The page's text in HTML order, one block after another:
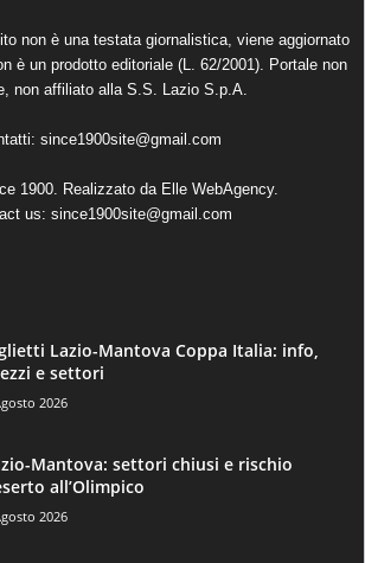
non è una testata giornalistica, viene aggiornato
è un prodotto editoriale (L. 62/2001). Portale non
non affiliato alla S.S. Lazio S.p.A.
since1900site@gmail.com
1900. Realizzato da Elle WebAgency.
us: since1900site@gmail.com
Lazio-Mantova Coppa Italia: info,
e settori
2026
Mantova: settori chiusi e rischio
all’Olimpico
2026